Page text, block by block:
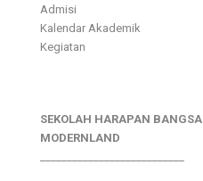
Admisi
Kalendar Akademik
Kegiatan
SEKOLAH HARAPAN BANGSA
MODERNLAND